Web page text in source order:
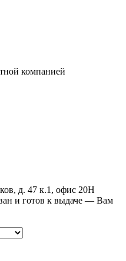
компанией
д. 47 к.1, офис 20Н
и готов к выдаче — Вам